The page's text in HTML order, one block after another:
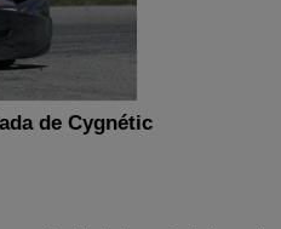
de Cygnétic